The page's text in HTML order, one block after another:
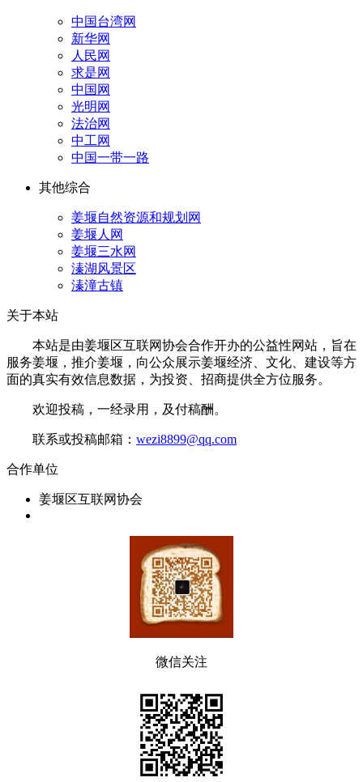
中国台湾网
新华网
人民网
求是网
中国网
光明网
法治网
中工网
中国一带一路
其他综合
姜堰自然资源和规划网
姜堰人网
姜堰三水网
溱湖风景区
溱潼古镇
关于本站
本站是由姜堰区互联网协会合作开办的公益性网站，旨在
服务姜堰，推介姜堰，向公众展示姜堰经济、文化、建设等方
面的真实有效信息数据，为投资、招商提供全方位服务。
欢迎投稿，一经录用，及付稿酬。
联系或投稿邮箱： wezi8899@qq.com
合作单位
姜堰区互联网协会
微信关注